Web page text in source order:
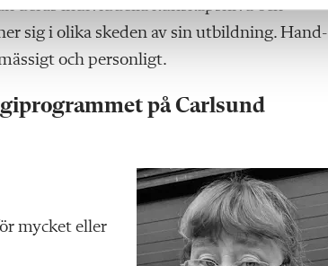
deras individuella kunskapsnivå och
sig i olika skeden av sin utbildning. Hand-
och personligt.
på Carlsund
mycket eller